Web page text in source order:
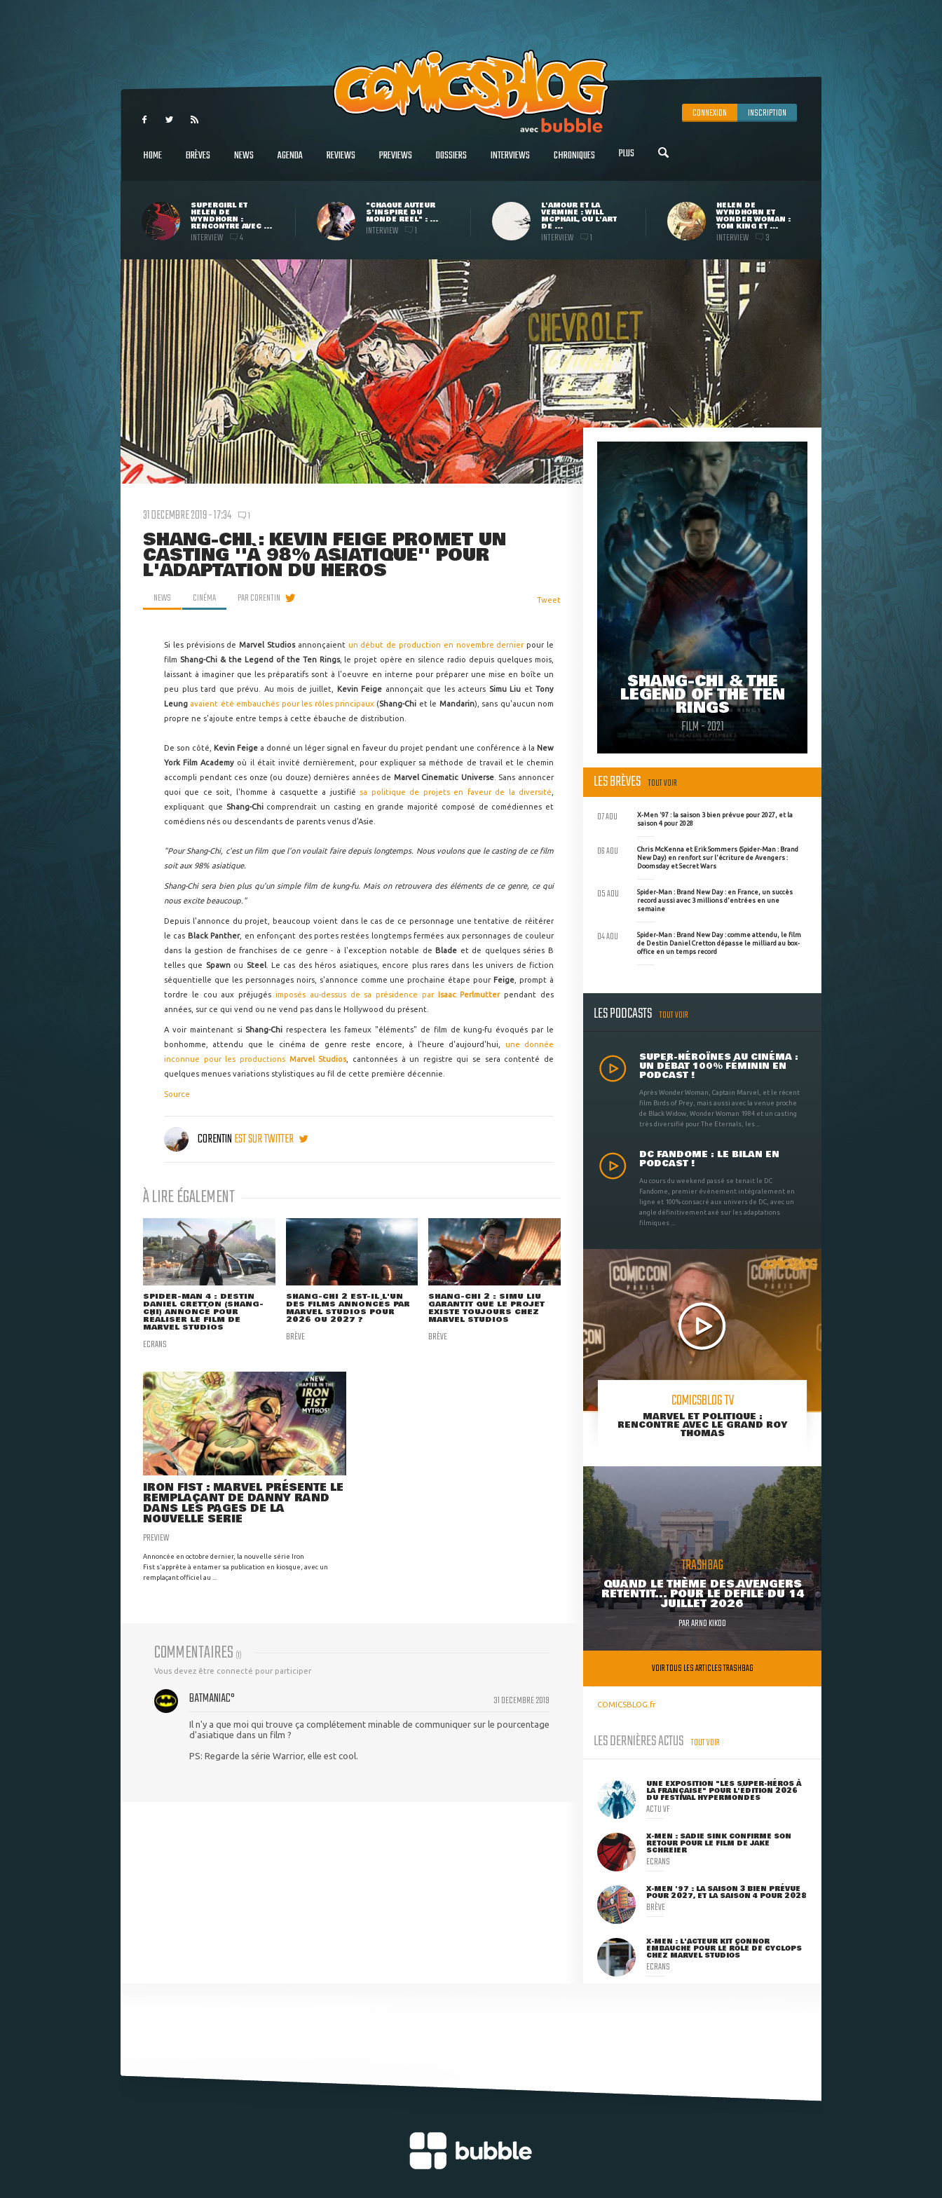
CONNEXION INSCRIPTION
HOME BRÈVES NEWS AGENDA REVIEWS PREVIEWS DOSSIERS INTERVIEWS CHRONIQUES PLUS
SUPERGIRL ET
HELEN DE
WYNDHORN :
RENCONTRE AVEC ...
INTERVIEW 4
"CHAQUE AUTEUR
S'INSPIRE DU
MONDE RÉEL" : ...
INTERVIEW 1
L'AMOUR ET LA
VERMINE : WILL
MCPHAIL, OU L'ART
DE ...
INTERVIEW 1
HELEN DE
WYNDHORN ET
WONDER WOMAN :
TOM KING ET ...
INTERVIEW 3
31 DECEMBRE 2019 - 17:34 1
SHANG-CHI : KEVIN FEIGE PROMET UN
CASTING ''À 98% ASIATIQUE'' POUR
L'ADAPTATION DU HÉROS
NEWS CINÉMA PARCORENTIN Tweet
Si les prévisions deMarvel Studiosannonçaient un début de production en novembre dernierpour le
film Shang-Chi & the Legend of the Ten Rings, le projet opère en silence radio depuis quelques mois,
laissant à imaginer que les préparatifs sont à l'oeuvre en interne pour préparer une mise en boîte un
peu plus tard que prévu. Au mois de juillet,
Kevin Feige annonçait que les acteurs Simu Liu et Tony
Leung avaient été embauchés pour les rôles principaux (Shang-Chi et le Mandarin), sans qu'aucun nom
propre ne s'ajoute entre temps à cette ébauche de distribution.
De son côté, Kevin Feige a donné un léger signal en faveur du projet pendant une conférence à la New
York Film Academy où il était invité dernièrement, pour expliquer sa méthode de travail et le chemin
accompli pendant ces onze (ou douze) dernières années de Marvel Cinematic Universe. Sans annoncer
quoi que ce soit, l'homme à casquette a justifié sa politique de projets en faveur de la diversité
expliquant que Shang-Chicomprendrait un casting en grande majorité composé de comédiennes et
comédiens nés ou descendants de parents venus d'Asie.
"Pour Shang-Chi, c'est un film que l'on voulait faire depuis longtemps. Nous voulons que le casting de ce film
soit aux 98% asiatique.
Shang-Chi sera bien plus qu'un simple film de kung-fu. Mais on retrouvera des éléments de ce genre, ce qui
nous excite beaucoup."
Depuis l'annonce du projet, beaucoup voient dans le cas de ce personnage une tentative de réitérer
le cas Black Panther, en enfonçant des portes restées longtemps fermées aux personnages de couleur
dans la gestion de franchises de ce genre - à l'exception notable de Blade et de quelques séries B
telles que Spawnou Steel. Le cas des héros asiatiques, encore plus rares dans les univers de fiction
séquentielle que les personnages noirs, s'annonce comme une prochaine étape pour Feige , prompt à
tordre le cou aux préjugés imposés au-dessus de sa présidence par Isaac Perlmutterpendant des
années, sur ce qui vend ou ne vend pas dans le Hollywood du présent.
A voir maintenant si Shang-Chi respectera les fameux "éléments" de film de kung-fu évoqués par le
bonhomme, attendu que le cinéma de genre reste encore, à l'heure d'aujourd'hui, une donnée
inconnue pour les productions Marvel Studios, cantonnées à un registre qui se sera contenté de
quelques menues variations stylistiques au fil de cette première décennie.
Source
CORENTINEST SUR TWITTER
À LIRE ÉGALEMENT
SPIDER-MAN 4 : DESTIN
DANIEL CRETTON (SHANG-
CHI) ANNONCÉ POUR
RÉALISER LE FILM DE
MARVEL STUDIOS
ECRANS
SHANG-CHI 2 EST-IL L'UN
DES FILMS ANNONCÉS PAR
MARVEL STUDIOS POUR
2026 OU 2027 ?
BRÈVE
SHANG-CHI 2 : SIMU LIU
GARANTIT QUE LE PROJET
EXISTE TOUJOURS CHEZ
MARVEL STUDIOS
BRÈVE
IRON FIST : MARVEL PRÉSENTE LE
REMPLAÇANT DE DANNY RAND
DANS LES PAGES DE LA
NOUVELLE SÉRIE
PREVIEW
Annoncée en octobre dernier, la nouvelle série Iron
Fist s'apprête à entamer sa publication en kiosque, avec un
remplaçant officiel au ...
COMMENTAIRES (1)
Vous devez être connecté pour participer
31 DECEMBRE 2019
BATMANIAC°
Il n'y a que moi qui trouve ça complétement minable de communiquer sur le pourcentage
d'asiatique dans un film ?
PS: Regarde la série Warrior, elle est cool.
SHANG-CHI & THE
LEGEND OF THE TEN
RINGS
FILM - 2021
LES BRÈVES TOUT VOIR
X-Men '97 : la saison 3 bien prévue pour 2027, et la
saison 4 pour 2028
07 AOU
Chris McKenna et Erik Sommers (Spider-Man : Brand
New Day) en renfort sur l'écriture de Avengers :
Doomsday et Secret Wars
06 AOU
Spider-Man : Brand New Day : en France, un succès
record aussi avec 3 millions d'entrées en une
semaine
05 AOU
Spider-Man : Brand New Day : comme attendu, le film
de Destin Daniel Cretton dépasse le milliard au box-
office en un temps record
04 AOU
LES PODCASTS TOUT VOIR
SUPER-HÉROÏNES AU CINÉMA :
UN DÉBAT 100% FÉMININ EN
PODCAST !
Après Wonder Woman, Captain Marvel, et le récent
film Birds of Prey, mais aussi avec la venue proche
de Black Widow, Wonder Woman 1984 et un casting
très diversifié pour The Eternals, les ...
DC FANDOME : LE BILAN EN
PODCAST !
Au cours du weekend passé se tenait le DC
Fandome, premier évènement intégralement en
ligne et 100% consacré aux univers de DC, avec un
angle définitivement axé sur les adaptations
filmiques ...
COMICSBLOG TV
MARVEL ET POLITIQUE :
RENCONTRE AVEC LE GRAND ROY
THOMAS
TRASHBAG
QUAND LE THÈME DES AVENGERS
RETENTIT... POUR LE DÉFILÉ DU 14
JUILLET 2026
PARARNO KIKOO
VOIR TOUS LES ARTICLES TRASHBAG
COMICSBLOG.fr
LES DERNIÈRES ACTUS TOUT VOIR
UNE EXPOSITION "LES SUPER-HÉROS À
LA FRANÇAISE" POUR L'ÉDITION 2026
DU FESTIVAL HYPERMONDES
ACTU VF
X-MEN : SADIE SINK CONFIRME SON
RETOUR POUR LE FILM DE JAKE
SCHREIER
ECRANS
X-MEN '97 : LA SAISON 3 BIEN PRÉVUE
POUR 2027, ET LA SAISON 4 POUR 2028
BRÈVE
X-MEN : L'ACTEUR KIT CONNOR
EMBAUCHÉ POUR LE RÔLE DE CYCLOPS
CHEZ MARVEL STUDIOS
ECRANS